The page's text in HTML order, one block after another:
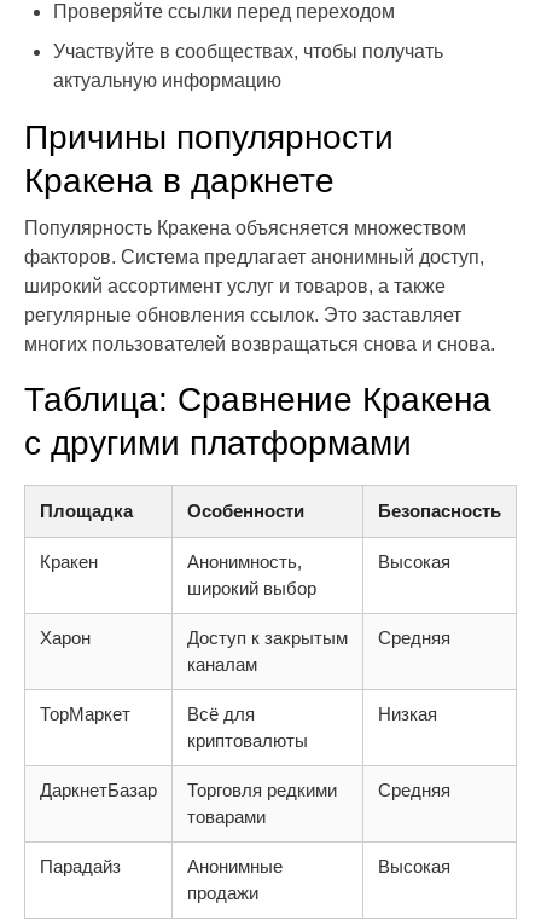
Проверяйте ссылки перед переходом
Участвуйте в сообществах, чтобы получать
актуальную информацию
Причины популярности
Кракена в даркнете
Популярность Кракена объясняется множеством
факторов. Система предлагает анонимный доступ,
широкий ассортимент услуг и товаров, а также
регулярные обновления ссылок. Это заставляет
многих пользователей возвращаться снова и снова.
Таблица: Сравнение Кракена
с другими платформами
Площадка Особенности Безопасность
Кракен
Анонимность,
широкий выбор
Высокая
Харон
Доступ к закрытым
каналам
Средняя
ТорМаркет
Всё для
криптовалюты
Низкая
ДаркнетБазар
Торговля редкими
товарами
Средняя
Парадайз
Анонимные
продажи
Высокая